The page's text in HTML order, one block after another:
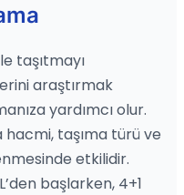
taşıtmayı
araştırmak
yardımcı olur.
hacmi, taşıma türü ve
etkilidir.
başlarken, 4+1